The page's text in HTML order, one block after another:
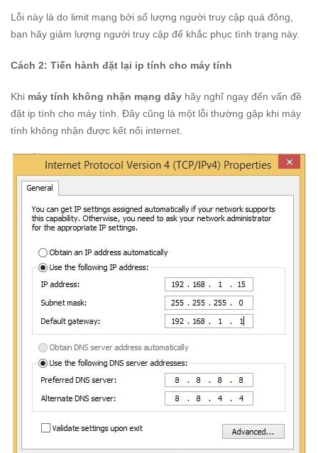
Lỗi này là do limit mạng bởi số lượng người truy cập quá đông,
bạn hãy giảm lượng người truy cập để khắc phục tình trạng này.
Cách 2: Tiến hành đặt lại ip tính cho máy tính
Khi máy tính không nhận mạng dây hãy nghĩ ngay đến vấn đề
đặt ip tính cho máy tính. Đây cũng là một lỗi thường gặp khi máy
tính không nhận được kết nối internet.